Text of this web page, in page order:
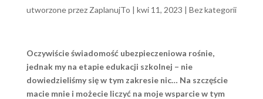
utworzone przez ZaplanujTo | kwi 11, 2023 | Bez kategorii
Oczywiście świadomość ubezpieczeniowa rośnie,
jednak my na etapie edukacji szkolnej – nie
dowiedzieliśmy się w tym zakresie nic… Na szczęście
macie mnie i możecie liczyć na moje wsparcie w tym